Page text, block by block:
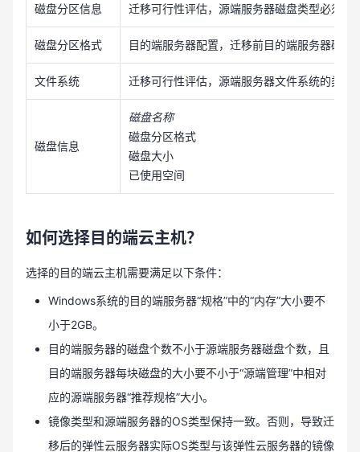
磁盘分区信息 迁移可行性评估，源端服务器磁盘类型必须为
磁盘分区格式 目的端服务器配置，迁移前目的端服务器磁盘
文件系统 迁移可行性评估，源端服务器文件系统的类
磁盘信息
磁盘名称
磁盘分区格式
磁盘大小
已使用空间
如何选择目的端云主机？
选择的目的端云主机需要满足以下条件：
Windows系统的目的端服务器“规格”中的“内存”大小要不
小于2GB。
目的端服务器的磁盘个数不小于源端服务器磁盘个数，且
目的端服务器每块磁盘的大小要不小于“源端管理”中相对
应的源端服务器“推荐规格”大小。
镜像类型和源端服务器的OS类型保持一致。否则，导致迁
移后的弹性云服务器实际OS类型与该弹性云服务器的镜像